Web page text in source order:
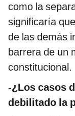
como la
significaría
de las demás
barrera de un
constitucional.
-¿Los casos
debilitado la